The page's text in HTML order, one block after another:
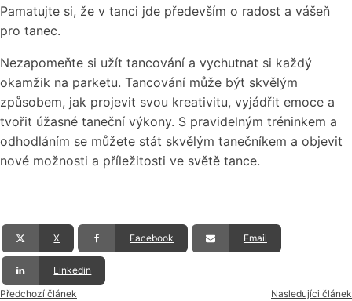
Pamatujte si, že v tanci jde především o radost a vášeň
pro tanec.
Nezapomeňte si užít tancování a vychutnat si každý
okamžik na parketu. Tancování může být skvělým
způsobem, jak projevit svou kreativitu, vyjádřit emoce a
tvořit úžasné taneční výkony. S pravidelným tréninkem a
odhodláním se můžete stát skvělým tanečníkem a objevit
nové možnosti a příležitosti ve světě tance.
X Facebook Email
Linkedin
Předchozí článek Nasledujíci článek